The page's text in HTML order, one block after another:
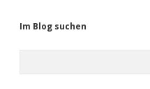
Im Blog suchen